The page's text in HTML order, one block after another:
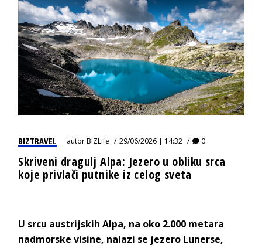
BIZTRAVEL autorBIZLife 29/06/2026 | 14:32 0
Skriveni dragulj Alpa: Jezero u obliku srca
koje privlači putnike iz celog sveta
U srcu austrijskih Alpa, na oko 2.000 metara
nadmorske visine, nalazi se jezero Lunerse,